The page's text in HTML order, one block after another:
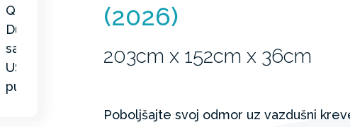
(2026)
203cm x 152cm x 36cm
Poboljšajte svoj odmor uz vazdušni